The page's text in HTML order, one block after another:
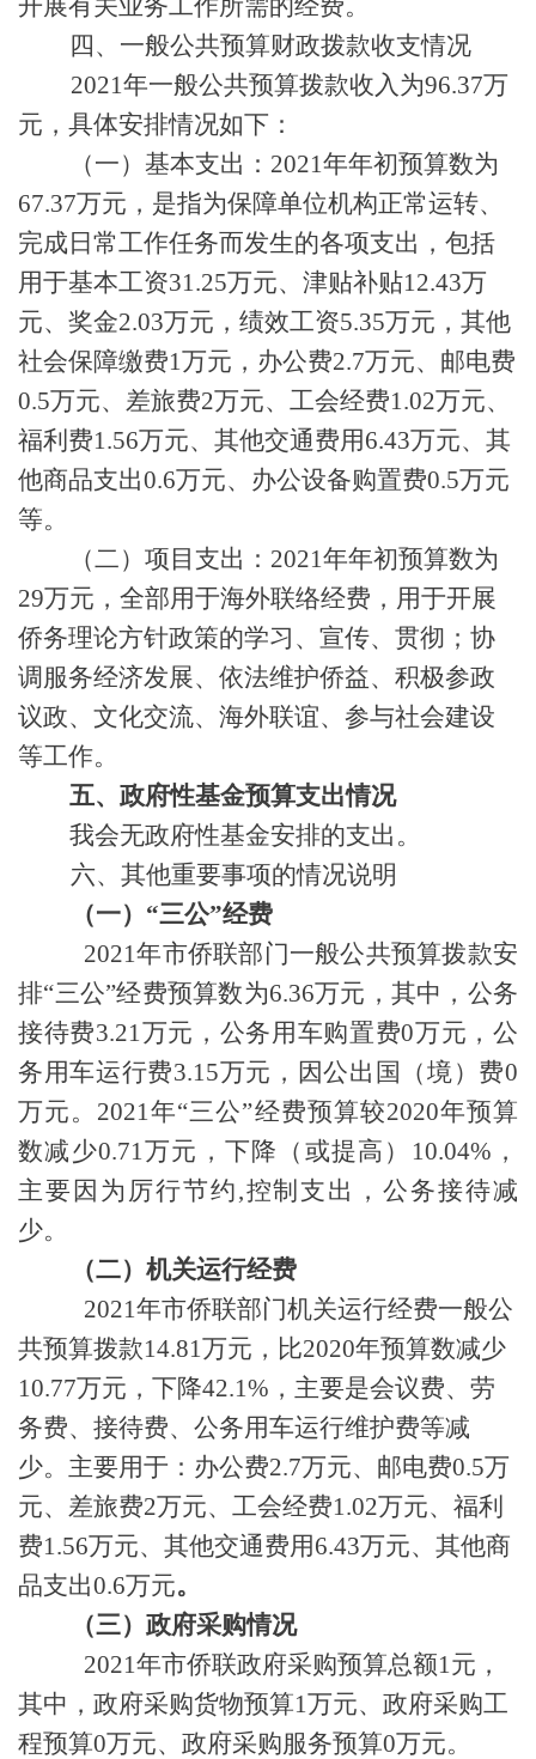
四、一般公共预算财政拨款收支情况
2021年一般公共预算拨款收入为96.37万
元，具体安排情况如下：
（一）基本支出： 2021年年初预算数为
67.37万元，是指为保障单位机构正常运转、
完成日常工作任务而发生的各项支出，包括
用于基本工资31.25万元、津贴补贴12.43万
元、 奖金2.03万元，绩效工资5.35万元，其他
社会保障缴费1万元， 办公费2.7万元、 邮电费
0.5万元、差旅费2万元、工会经费1.02万元、
福利费1.56万元、其他交通费用6.43万元、 其
他商品支出0.6万元、办公设备购置费0.5万元
等。
（二）项目支出： 2021年年初预算数为
29万元， 全部用于海外联络经费，用于开展
侨务理论方针政策的学习、宣传、贯彻；协
调服务经济发展、依法维护侨益、积极参政
议政、文化交流、海外联谊、参与社会建设
等工作。
五、政府性基金预算支出情况
我会无政府性基金安排的支出。
六、其他重要事项的情况说明
（一） “三公”经费
2021年市侨联部门一般公共预算拨款安
排“三公”经费预算数为6.36万元，其中，公务
接待费3.21万元，公务用车购置费0万元，公
务用车运行费3.15万元，因公出国（境）费0
万元。2021年“三公”经费预算较2020年预算
数减少0.71万元，下降（或提高）10.04%，
主要因为厉行节约,控制支出，公务接待减
少。
（二）机关运行经费
2021年市侨联部门机关运行经费一般公
共预算拨款14.81万元，比2020年预算数减少
10.77万元， 下降42.1%，主要是会议费、劳
务费、接待费、公务用车运行维护费等减
少。 主要用于：办公费2.7万元、 邮电费0.5万
元、差旅费2万元、工会经费1.02万元、福利
费1.56万元、其他交通费用6.43万元、 其他商
品支出0.6万元。
（三）政府采购情况
2021年市侨联政府采购预算总额1元，
其中，政府采购货物预算1万元、政府采购工
程预算0万元、政府采购服务预算0万元。